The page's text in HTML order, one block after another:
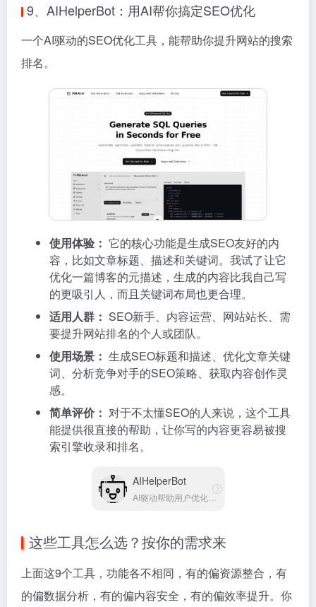
9、AIHelperBot：用AI帮你搞定SEO优化
一个AI驱动的SEO优化工具，能帮助你提升网站的搜索
排名。
使用体验： 它的核心功能是生成SEO友好的内
容，比如文章标题、描述和关键词。我试了让它
优化一篇博客的元描述，生成的内容比我自己写
的更吸引人，而且关键词布局也更合理。
适用人群： SEO新手、内容运营、网站站长、需
要提升网站排名的个人或团队。
使用场景： 生成SEO标题和描述、优化文章关键
词、分析竞争对手的SEO策略、获取内容创作灵
感。
简单评价： 对于不太懂SEO的人来说，这个工具
能提供很直接的帮助，让你写的内容更容易被搜
索引擎收录和排名。
AIHelperBot
AI驱动帮助用户优化网站SEO提升搜索排名工具
这些工具怎么选？按你的需求来
上面这9个工具，功能各不相同，有的偏资源整合，有
的偏数据分析，有的偏内容安全，有的偏效率提升。你